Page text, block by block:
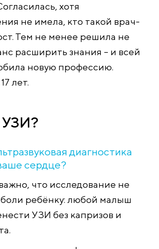
хотя
не имела, кто такой врач-
Тем не менее решила не
расширить знания – и всей
новую профессию.
лет.
УЗИ?
диагностика
сердце?
что исследование не
ребёнку: любой малыш
УЗИ без капризов и